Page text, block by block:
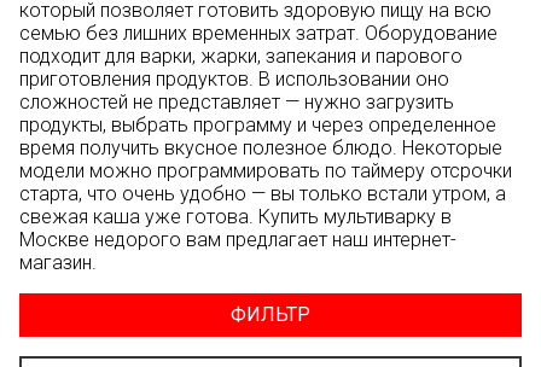
который позволяет готовить здоровую пищу на всю
семью без лишних временных затрат. Оборудование
подходит для варки, жарки, запекания и парового
приготовления продуктов. В использовании оно
сложностей не представляет — нужно загрузить
продукты, выбрать программу и через определенное
время получить вкусное полезное блюдо. Некоторые
модели можно программировать по таймеру отсрочки
старта, что очень удобно — вы только встали утром, а
свежая каша уже готова. Купить мультиварку в
Москве недорого вам предлагает наш интернет-
магазин.
ФИЛЬТР